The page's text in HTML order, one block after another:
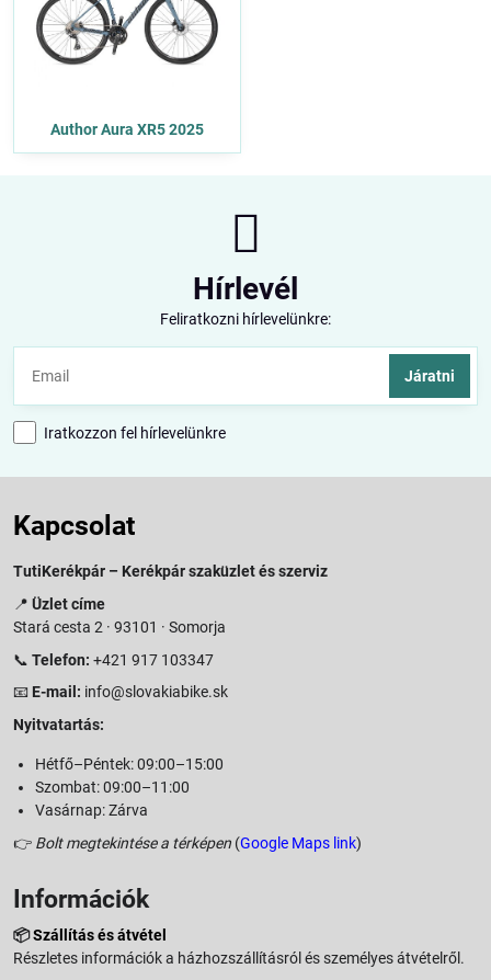
Author Aura XR5 2025
Hírlevél
Feliratkozni hírlevelünkre:
Járatni
Iratkozzon fel hírlevelünkre
Kapcsolat
TutiKerékpár – Kerékpár szaküzlet és szerviz
📍 Üzlet címe
Stará cesta 2 · 93101 · Somorja
📞 Telefon: +421 917 103347
📧 E-mail: info@slovakiabike.sk
Nyitvatartás:
Hétfő–Péntek: 09:00–15:00
Szombat: 09:00–11:00
Vasárnap: Zárva
👉 Bolt megtekintése a térképen (Google Maps link)
Információk
📦Szállítás és átvétel
Részletes információk a házhozszállításról és személyes átvételről.